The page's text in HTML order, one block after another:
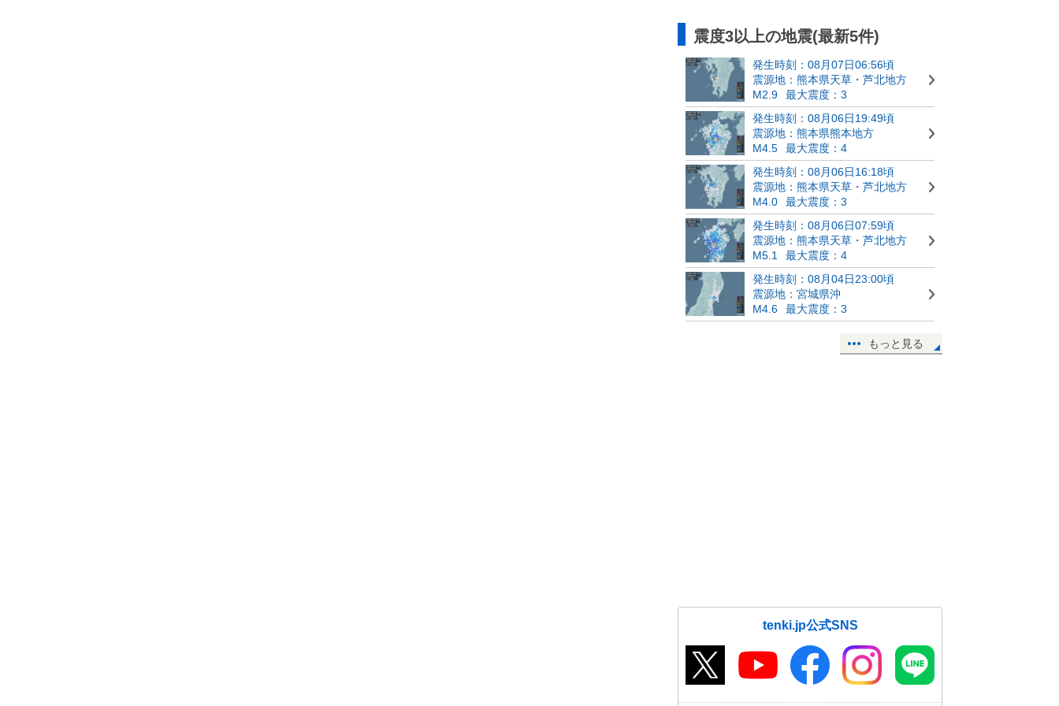
震度3以上の地震(最新5件)
発生時刻：08月07日06:56頃
震源地：熊本県天草・芦北地方
M2.9
最大震度：3
発生時刻：08月06日19:49頃
震源地：熊本県熊本地方
M4.5
最大震度：4
発生時刻：08月06日16:18頃
震源地：熊本県天草・芦北地方
M4.0
最大震度：3
発生時刻：08月06日07:59頃
震源地：熊本県天草・芦北地方
M5.1
最大震度：4
発生時刻：08月04日23:00頃
震源地：宮城県沖
M4.6
最大震度：3
もっと見る
tenki.jp公式SNS